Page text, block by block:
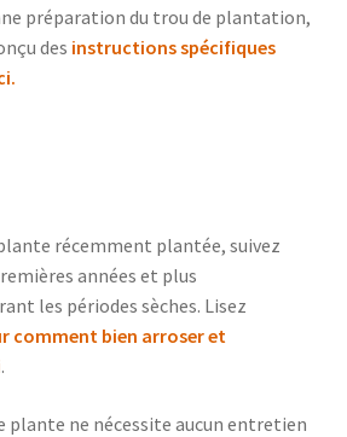
préparation du trou de plantation,
des instructions spécifiques
récemment plantée, suivez
années et plus
les périodes sèches. Lisez
comment bien arroser et
.
ne nécessite aucun entretien